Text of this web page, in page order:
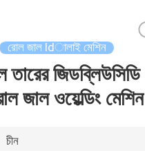
রোল জাল ldালাই মেশিন
তারের
জাল ওয়েল্ডিং মেশিন
চীন